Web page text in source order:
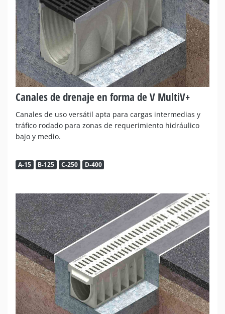
Canales de drenaje en forma de V MultiV+
Canales de uso versátil apta para cargas intermedias y
tráfico rodado para zonas de requerimiento hidráulico
bajo y medio.
A-15 B-125 C-250 D-400